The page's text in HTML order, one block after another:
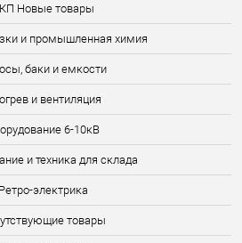
Новые товары
и промышленная химия
баки и емкости
и вентиляция
6-10кВ
и техника для склада
Ретро-электрика
товары